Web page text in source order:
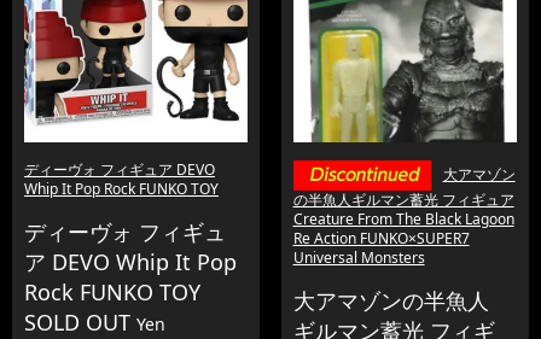
ディーヴォ フィギュア DEVO
Whip It Pop Rock FUNKO TOY
ディーヴォ フィギュ
ア DEVO Whip It Pop
Rock FUNKO TOY
SOLD OUT Yen
大アマゾン
の半魚人ギルマン蓄光 フィギュア
Creature From The Black Lagoon
Re Action FUNKO×SUPER7
Universal Monsters
大アマゾンの半魚人
ギルマン蓄光 フィギ